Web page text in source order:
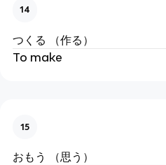
14
つくる （作る）
To make
15
おもう （思う）